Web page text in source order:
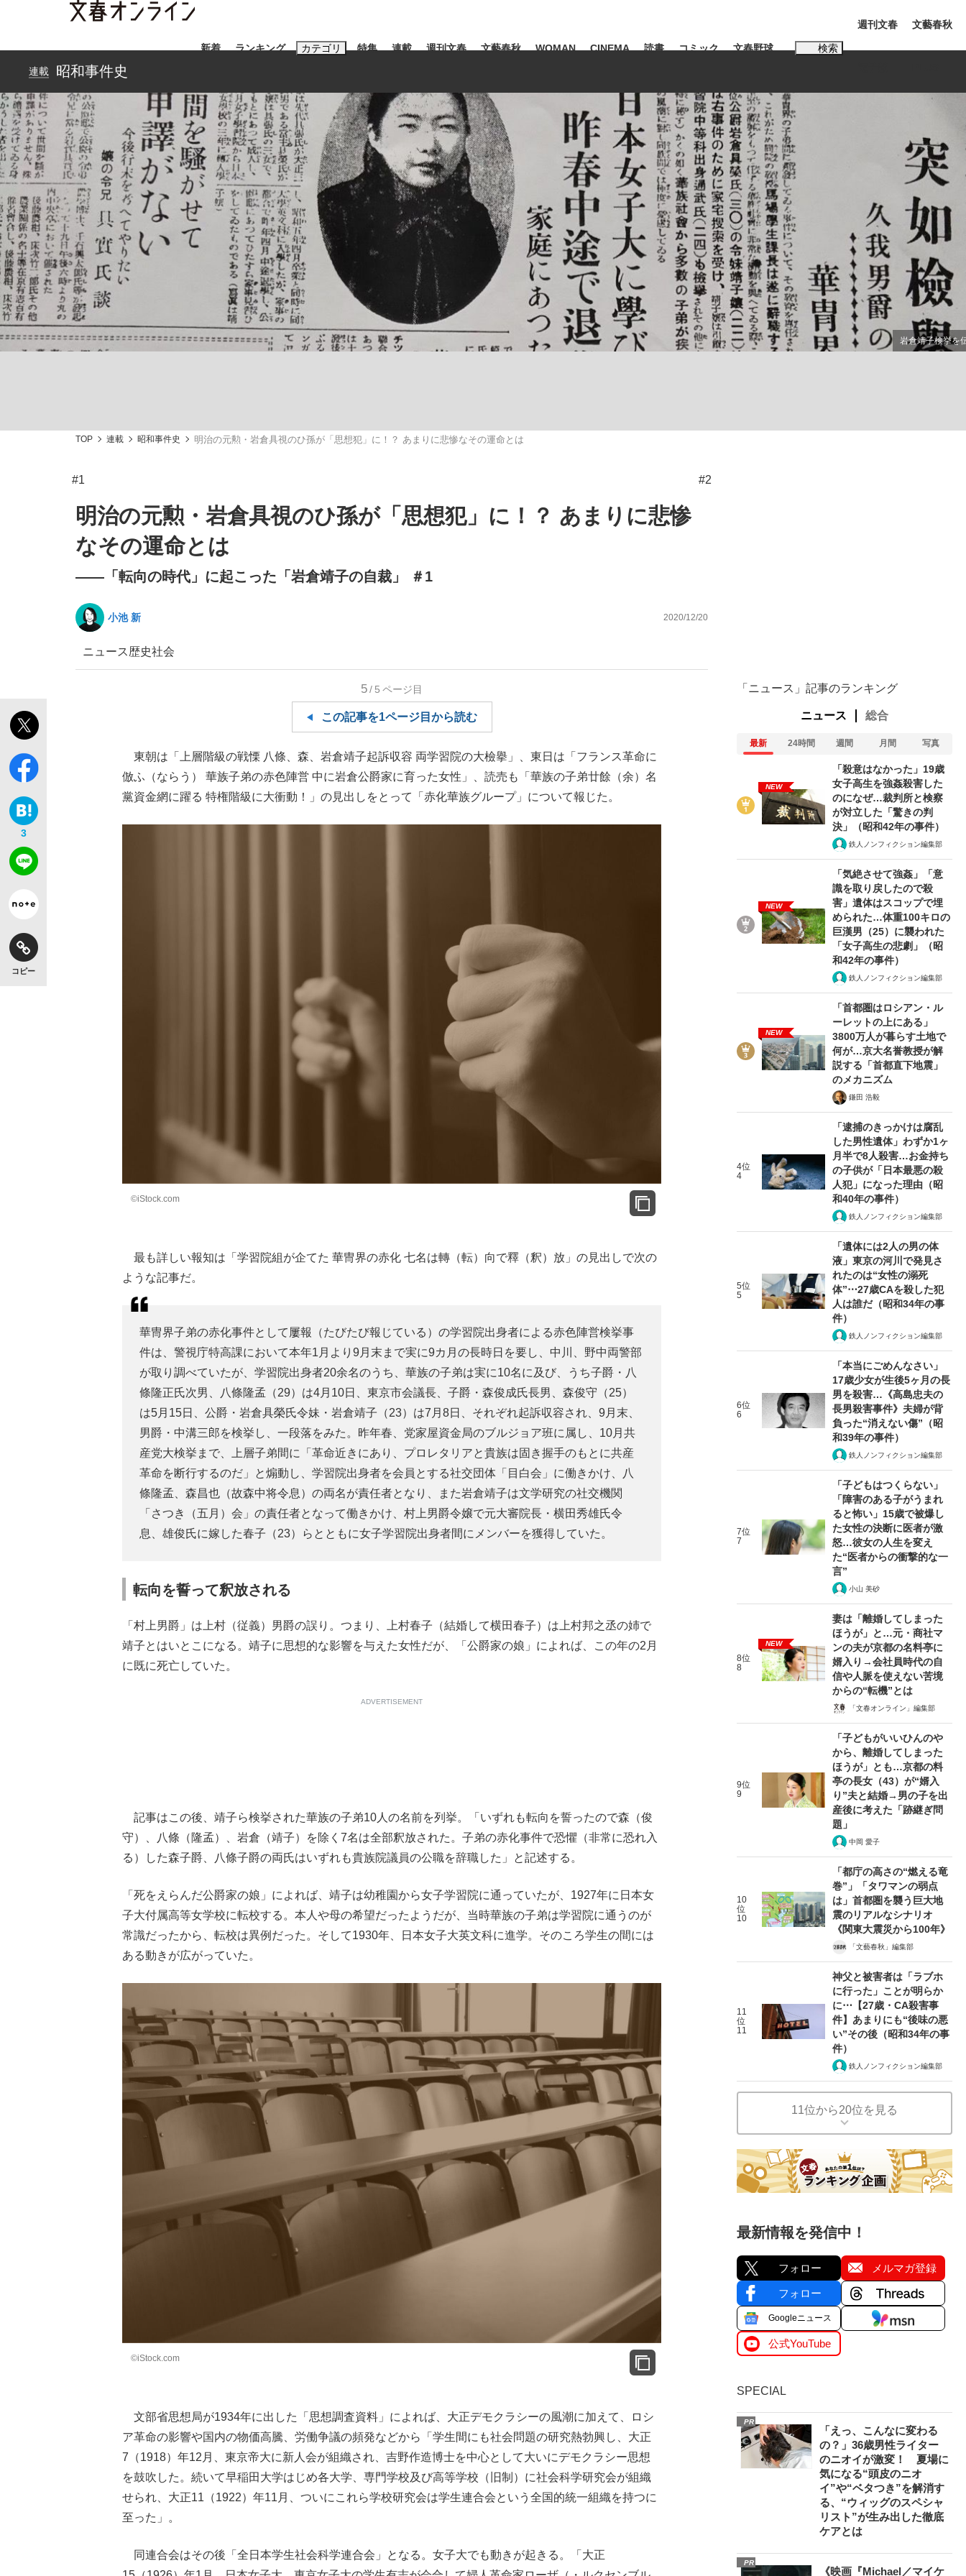
新着 ランキング カテゴリ
「90%は失敗する。でも…」本田圭佑が初めて明かした日本代表監督に... 「最悪の空気のまま解散」WBC日本代表“敗戦”の真実 選手が明かす...
特集
終戦から81年
観る将棋、読む将棋
連載 週刊文春 文藝春秋 WOMAN CINEMA 読書 コミック 文春野球 検索
おすすめのキーワードタグ一覧
#藤田晋 #三山凌輝 #高市早苗 #後藤真希 #森岡毅 #城彰二 #内田有紀
#松田聖子
#玉木雄一郎
#亀和田武
週刊文春 文藝春秋
連載 昭和事件史
TOP 連載 昭和事件史 明治の元勲・岩倉具視のひ孫が「思想犯」に！？ あまりに悲惨なその運命とは
#1 #2
明治の元勲・岩倉具視のひ孫が「思想犯」に！？ あまりに悲惨
なその運命とは
――「転向の時代」に起こった「岩倉靖子の自裁」 ＃1
小池 新 2020/12/20
ニュース歴史社会
3
コピー
5/5 ページ目
この記事を1ページ目から読む
東朝は「上層階級の戦慄 八條、森、岩倉靖子起訴収容 両学習院の大檢擧」、東日は「フランス革命に
倣ふ（ならう） 華族子弟の赤色陣営 中に岩倉公爵家に育った女性」、読売も「華族の子弟廿餘（余）名
黨資金網に躍る 特権階級に大衝動！」の見出しをとって「赤化華族グループ」について報じた。
©iStock.com
最も詳しい報知は「学習院組が企てた 華冑界の赤化 七名は轉（転）向で釋（釈）放」の見出しで次の
ような記事だ。
華冑界子弟の赤化事件として屢報（たびたび報じている）の学習院出身者による赤色陣営検挙事
件は、警視庁特高課において本年1月より9月末まで実に9カ月の長時日を要し、中川、野中両警部
が取り調べていたが、学習院出身者20余名のうち、華族の子弟は実に10名に及び、うち子爵・八
條隆正氏次男、八條隆孟（29）は4月10日、東京市会議長、子爵・森俊成氏長男、森俊守（25）
は5月15日、公爵・岩倉具榮氏令妹・岩倉靖子（23）は7月8日、それぞれ起訴収容され、9月末、
男爵・中溝三郎を検挙し、一段落をみた。昨年春、党家屋資金局のブルジョア班に属し、10月共
産党大検挙まで、上層子弟間に「革命近きにあり、プロレタリアと貴族は固き握手のもとに共産
革命を断行するのだ」と煽動し、学習院出身者を会員とする社交団体「目白会」に働きかけ、八
條隆孟、森昌也（故森中将令息）の両名が責任者となり、また岩倉靖子は文学研究の社交機関
「さつき（五月）会」の責任者となって働きかけ、村上男爵令嬢で元大審院長・横田秀雄氏令
息、雄俊氏に嫁した春子（23）らとともに女子学習院出身者間にメンバーを獲得していた。
転向を誓って釈放される
「村上男爵」は上村（従義）男爵の誤り。つまり、上村春子（結婚して横田春子）は上村邦之丞の姉で
靖子とはいとこになる。靖子に思想的な影響を与えた女性だが、「公爵家の娘」によれば、この年の2月
に既に死亡していた。
ADVERTISEMENT
記事はこの後、靖子ら検挙された華族の子弟10人の名前を列挙。「いずれも転向を誓ったので森（俊
守）、八條（隆孟）、岩倉（靖子）を除く7名は全部釈放された。子弟の赤化事件で恐懼（非常に恐れ入
る）した森子爵、八條子爵の両氏はいずれも貴族院議員の公職を辞職した」と記述する。
「死をえらんだ公爵家の娘」によれば、靖子は幼稚園から女子学習院に通っていたが、1927年に日本女
子大付属高等女学校に転校する。本人や母の希望だったようだが、当時華族の子弟は学習院に通うのが
常識だったから、転校は異例だった。そして1930年、日本女子大英文科に進学。そのころ学生の間には
ある動きが広がっていた。
©iStock.com
文部省思想局が1934年に出した「思想調査資料」によれば、大正デモクラシーの風潮に加えて、ロシ
ア革命の影響や国内の物価高騰、労働争議の頻発などから「学生間にも社会問題の研究熱勃興し、大正
7（1918）年12月、東京帝大に新人会が組織され、吉野作造博士を中心として大いにデモクラシー思想
を鼓吹した。続いて早稲田大学はじめ各大学、専門学校及び高等学校（旧制）に社会科学研究会が組織
せられ、大正11（1922）年11月、ついにこれら学校研究会は学生連合会という全国的統一組織を持つに
至った」。
同連合会はその後「全日本学生社会科学連合会」となる。女子大でも動きが起きる。「大正
「ニュース」記事のランキング
ニュース 総合
最新 24時間 週間 月間 写真
NEW
「殺意はなかった」19歳
女子高生を強姦殺害した
のになぜ…裁判所と検察
が対立した「驚きの判
決」（昭和42年の事件）
鉄人ノンフィクション編集部
NEW
「気絶させて強姦」「意
識を取り戻したので殺
害」遺体はスコップで埋
められた…体重100キロの
巨漢男（25）に襲われた
「女子高生の悲劇」（昭
和42年の事件）
鉄人ノンフィクション編集部
NEW
「首都圏はロシアン・ル
ーレットの上にある」
3800万人が暮らす土地で
何が…京大名誉教授が解
説する「首都直下地震」
のメカニズム
鎌田 浩毅
4位
4
「逮捕のきっかけは腐乱
した男性遺体」わずか1ヶ
月半で8人殺害…お金持ち
の子供が「日本最悪の殺
人犯」になった理由（昭
和40年の事件）
鉄人ノンフィクション編集部
5位
5
「遺体には2人の男の体
液」東京の河川で発見さ
れたのは“女性の溺死
体”⋯27歳CAを殺した犯
人は誰だ（昭和34年の事
件）
鉄人ノンフィクション編集部
6位
6
「本当にごめんなさい」
17歳少女が生後5ヶ月の長
男を殺害…《高島忠夫の
長男殺害事件》夫婦が背
負った“消えない傷”（昭
和39年の事件）
鉄人ノンフィクション編集部
7位
7
「子どもはつくらない」
「障害のある子がうまれ
ると怖い」15歳で被爆し
た女性の決断に医者が激
怒…彼女の人生を変え
た“医者からの衝撃的な一
言”
小山 美砂
8位
8
NEW
妻は「離婚してしまった
ほうが」と…元・商社マ
ンの夫が京都の名料亭に
婿入り→会社員時代の自
信や人脈を使えない苦境
からの“転機”とは
「文春オンライン」編集部
9位
9
「子どもがいいひんのや
から、離婚してしまった
ほうが」とも…京都の料
亭の長女（43）が“婿入
り”夫と結婚→男の子を出
産後に考えた「跡継ぎ問
題」
中岡 愛子
10
位
10
「都庁の高さの“燃える竜
巻”」「タワマンの弱点
は」首都圏を襲う巨大地
震のリアルなシナリオ
《関東大震災から100年》
「文藝春秋」編集部
11
位
11
神父と被害者は「ラブホ
に行った」ことが明らか
に⋯【27歳・CA殺害事
件】あまりにも“後味の悪
い”その後（昭和34年の事
件）
鉄人ノンフィクション編集部
11位から20位を見る
最新情報を発信中！
フォロー メルマガ登録
フォロー
Googleニュース
公式YouTube
SPECIAL
PR
「えっ、こんなに変わる
の？」36歳男性ライター
のニオイが激変！ 夏場に
気になる“頭皮のニオ
イ”や“ベタつき”を解消す
る、“ウィッグのスペシャ
リスト”が生み出した徹底
ケアとは
PR
《映画『Michael／マイケ